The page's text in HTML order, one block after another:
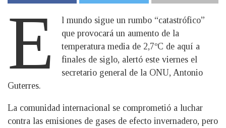
E
l mundo sigue un rumbo “catastrófico”
que provocará un aumento de la
temperatura media de 2,7ºC de aquí a
finales de siglo, alertó este viernes el
secretario general de la ONU, Antonio
Guterres.
La comunidad internacional se comprometió a luchar
contra las emisiones de gases de efecto invernadero, pero